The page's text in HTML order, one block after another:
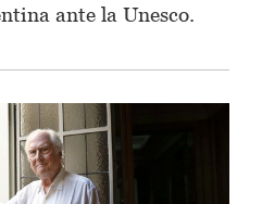
ante la Unesco.